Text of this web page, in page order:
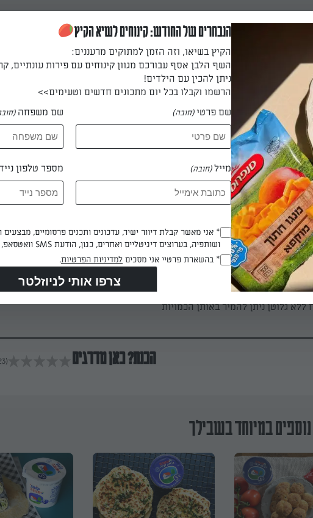
שבמתכון נערבב.
היטב.
על נייר אפייה בתבנית רחבה.
דקות
גלוטן ניתן להמיר באותן הכמויות
הכנת? כאן מדרגים (23)
במיוחד בשבילך
הנבחרים של החודש: קינוחים לשיא הקיץ
הקיץ בשיאו, וזה הזמן למתוקים מרעננים:
השף הלבן אסף עבורכם מגוון קינוחים עם פירות עונתיים,
ניתן להכין עם הילדים!
הרשמו וקבלו בכל יום מתכונים חדשים וטעימים>>
שם פרטי(חובה) שם משפחה
מייל(חובה) מספר טלפון
Opt_In
(חובה)
* אני מאשר קבלת דיוור ישיר, עדכונים ותכנים פרסומיים,
ושותפיה, בערוצים דיגיטליים ואחרים, כגון, הודעת SMS וואטסאפ, מייל
RegulationsApproved
* בהשארת פרטיי אני מסכים למדיניות הפרטיות.